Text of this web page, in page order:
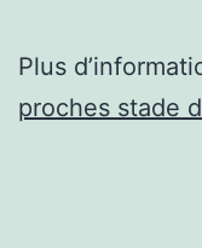
Plus
proches stade